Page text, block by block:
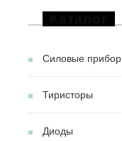
Силовые
Тиристоры
Диоды